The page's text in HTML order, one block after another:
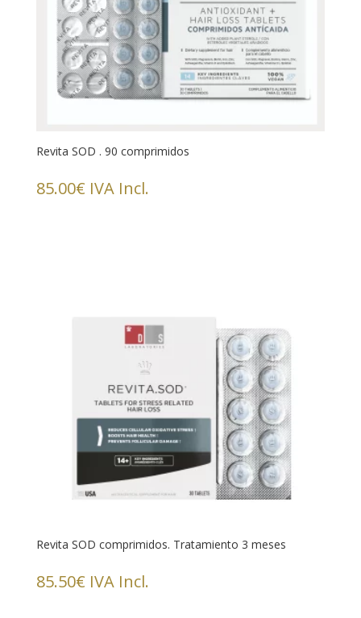
Revita SOD . 90 comprimidos
85.00€ IVA Incl.
Revita SOD comprimidos. Tratamiento 3 meses
85.50€ IVA Incl.